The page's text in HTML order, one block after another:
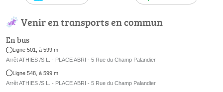
Venir en transports en commun
En bus
Ligne 501, à 599 m
Arrêt ATHIES /S L. - PLACE ABRI - 5 Rue du Champ Palandier
Ligne 548, à 599 m
Arrêt ATHIES /S L. - PLACE ABRI - 5 Rue du Champ Palandier